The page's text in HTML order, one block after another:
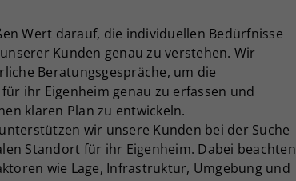
Wert darauf, die individuellen Bedürfnisse
Kunden genau zu verstehen. Wir
Beratungsgespräche, um die
ihr Eigenheim genau zu erfassen und
klaren Plan zu entwickeln.
wir unsere Kunden bei der Suche
Standort für ihr Eigenheim. Dabei beachten
wie Lage, Infrastruktur, Umgebung und